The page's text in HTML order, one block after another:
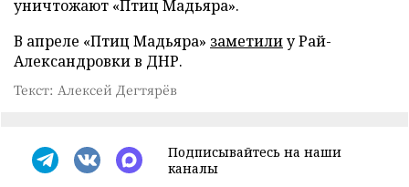
уничтожают «Птиц Мадьяра».
В апреле «Птиц Мадьяра» заметилиу Рай-
Александровки в ДНР.
Текст: Алексей Дегтярёв
Подписывайтесь на наши
каналы